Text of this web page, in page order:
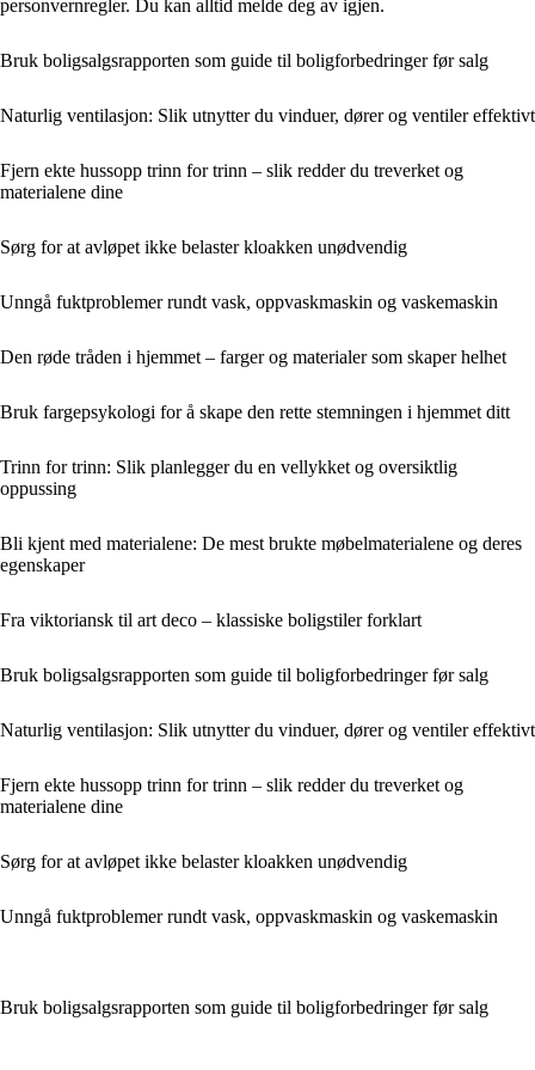
personvernregler. Du kan alltid melde deg av igjen.
Bruk boligsalgsrapporten som guide til boligforbedringer før salg
Naturlig ventilasjon: Slik utnytter du vinduer, dører og ventiler effektivt
Fjern ekte hussopp trinn for trinn – slik redder du treverket og
materialene dine
Sørg for at avløpet ikke belaster kloakken unødvendig
Unngå fuktproblemer rundt vask, oppvaskmaskin og vaskemaskin
Den røde tråden i hjemmet – farger og materialer som skaper helhet
Bruk fargepsykologi for å skape den rette stemningen i hjemmet ditt
Trinn for trinn: Slik planlegger du en vellykket og oversiktlig
oppussing
Bli kjent med materialene: De mest brukte møbelmaterialene og deres
egenskaper
Fra viktoriansk til art deco – klassiske boligstiler forklart
Bruk boligsalgsrapporten som guide til boligforbedringer før salg
Naturlig ventilasjon: Slik utnytter du vinduer, dører og ventiler effektivt
Fjern ekte hussopp trinn for trinn – slik redder du treverket og
materialene dine
Sørg for at avløpet ikke belaster kloakken unødvendig
Unngå fuktproblemer rundt vask, oppvaskmaskin og vaskemaskin
Bruk boligsalgsrapporten som guide til boligforbedringer før salg